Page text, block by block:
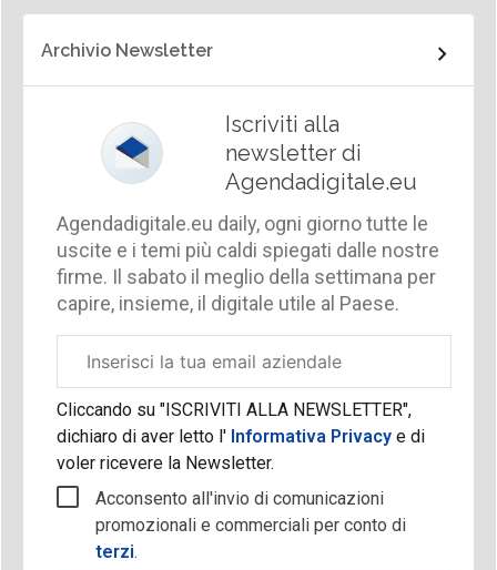
Archivio Newsletter
Iscriviti alla
newsletter di
Agendadigitale.eu
Agendadigitale.eu daily, ogni giorno tutte le
uscite e i temi più caldi spiegati dalle nostre
firme. Il sabato il meglio della settimana per
capire, insieme, il digitale utile al Paese.
aziendale
Cliccando su "ISCRIVITI ALLA NEWSLETTER",
dichiaro di aver letto l'Informativa Privacy e di
voler ricevere la Newsletter.
Acconsento all'invio di comunicazioni
promozionali e commerciali per conto di
terzi.